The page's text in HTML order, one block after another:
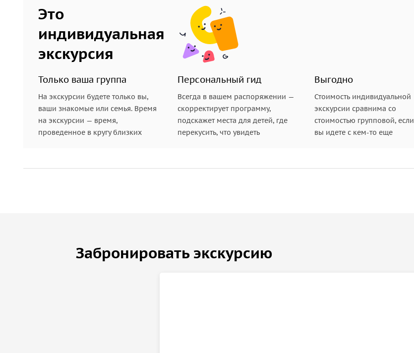
которые идут вместе с вами, они тоже смогут скачать аудиогид.
Возьмите с собой на экскурсию наушники и пауэрбэнк (внешний аккумулятор для телефона).
Это
индивидуальная
экскурсия
Только ваша группа
На экскурсии будете только вы,
ваши знакомые или семья. Время
на экскурсии — время,
проведенное в кругу близких
Персональный гид
Всегда в вашем распоряжении —
скорректирует программу,
подскажет места для детей, где
перекусить, что увидеть
Выгодно
Стоимость индивидуальной
экскурсии сравнима со
стоимостью групповой, если
вы идете с кем-то еще
Забронировать экскурсию